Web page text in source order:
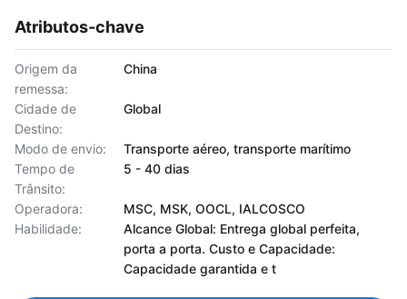
Atributos-chave
Origem da
remessa:
China
Cidade de
Destino:
Global
Modo de envio:
Transporte aéreo, transporte marítimo
Tempo de
Trânsito:
5 - 40 dias
Operadora:
MSC, MSK, OOCL, IALCOSCO
Habilidade:
Alcance Global: Entrega global perfeita,
porta a porta. Custo e Capacidade:
Capacidade garantida e t